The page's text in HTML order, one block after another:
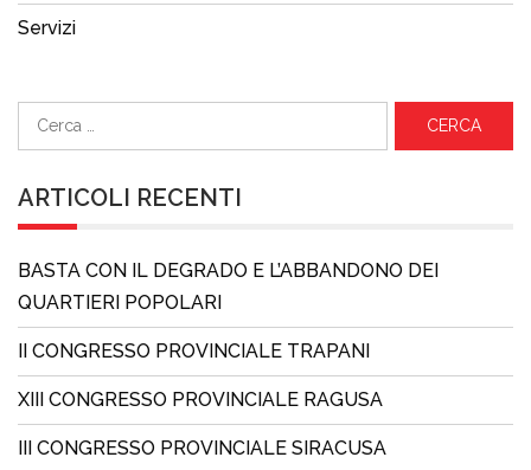
Servizi
ARTICOLI RECENTI
BASTA CON IL DEGRADO E L’ABBANDONO DEI
QUARTIERI POPOLARI
II CONGRESSO PROVINCIALE TRAPANI
XIII CONGRESSO PROVINCIALE RAGUSA
III CONGRESSO PROVINCIALE SIRACUSA